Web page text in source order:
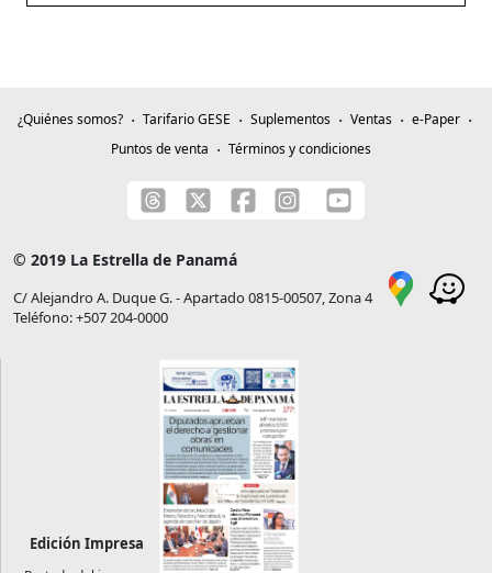
¿Quiénes somos? Tarifario GESE Suplementos Ventas
e-Paper
Puntos de venta
Términos y condiciones
© 2019 La Estrella de Panamá
C/ Alejandro A. Duque G. - Apartado 0815-00507, Zona 4
Teléfono: +507 204-0000
Edición Impresa